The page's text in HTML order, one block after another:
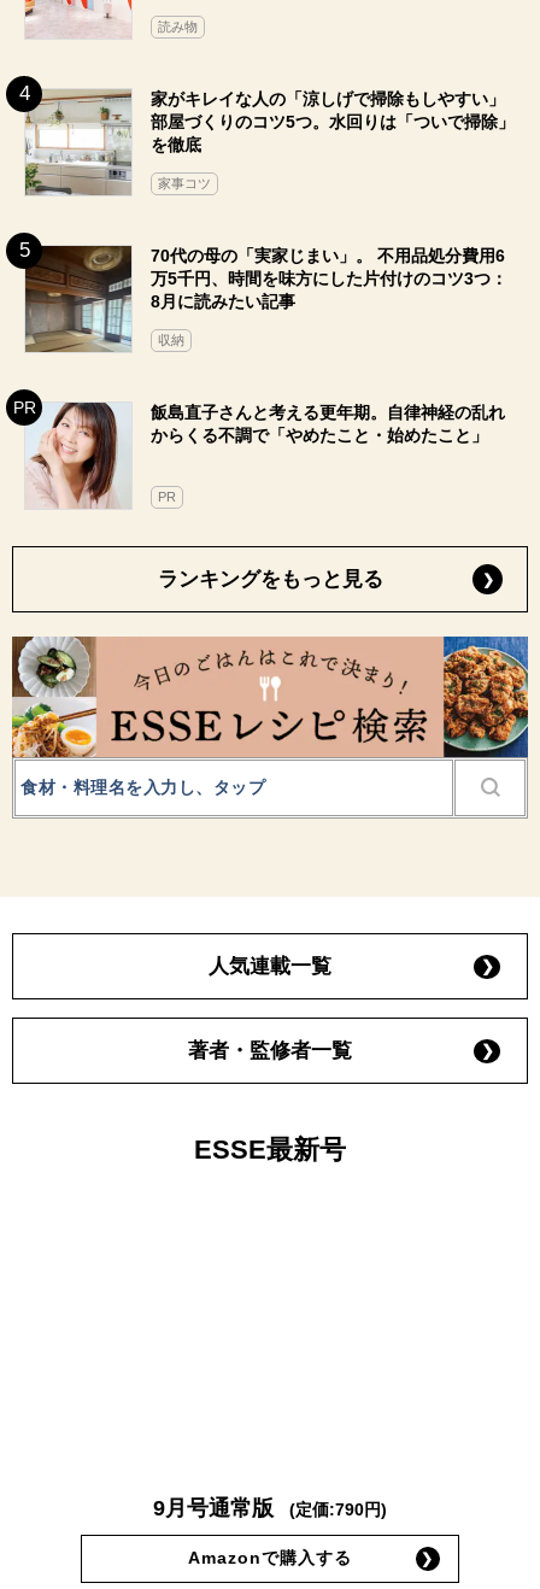
読み物
家がキレイな人の「涼しげで掃除もしやすい」
部屋づくりのコツ5つ。水回りは「ついで掃除」
を徹底
家事コツ
70代の母の「実家じまい」。 不用品処分費用6
万5千円、時間を味方にした片付けのコツ3つ：
8月に読みたい記事
収納
飯島直子さんと考える更年期。自律神経の乱れ
からくる不調で「やめたこと・始めたこと」
PR
ランキングをもっと見る
人気連載一覧
著者・監修者一覧
ESSE最新号